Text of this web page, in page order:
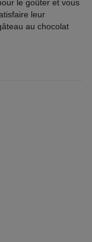
le goûter et vous
leur
au chocolat